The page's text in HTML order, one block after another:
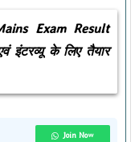
Exam Result
इंटरव्यू के लिए तैयार
Join Now